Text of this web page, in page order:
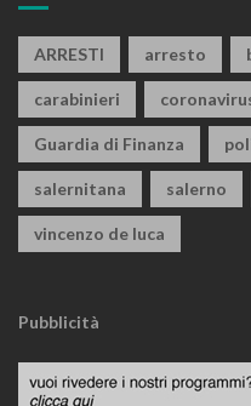
ARRESTI arresto
carabinieri
Guardia di Finanza
salernitana salerno
vincenzo de luca
Pubblicità